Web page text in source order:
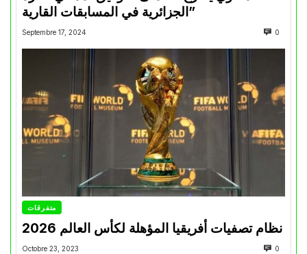
الجزائرية في المسابقات القارية”
Septembre 17, 2024 0
متفرقات
نظام تصفيات أفريقيا المؤهلة لكأس العالم 2026
Octobre 23, 2023 0